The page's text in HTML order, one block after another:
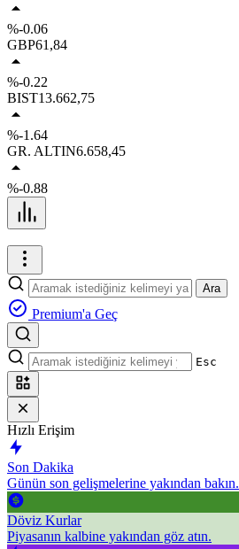
%-0.06
GBP61,84
%-0.22
BIST13.662,75
%-1.64
GR. ALTIN6.658,45
%-0.88
Ara
Premium'a Geç
Esc
Hızlı Erişim
Son Dakika
Günün son gelişmelerine yakından bakın.
Döviz Kurlar
Piyasanın kalbine yakından göz atın.